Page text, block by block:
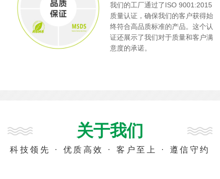
我们的工厂通过了ISO 9001:2015
质量认证，确保我们的客户获得始
终符合高品质标准的产品。这个认
证还展示了我们对于质量和客户满
意度的承诺。
关于我们
科技领先 · 优质高效 · 客户至上 · 遵信守约